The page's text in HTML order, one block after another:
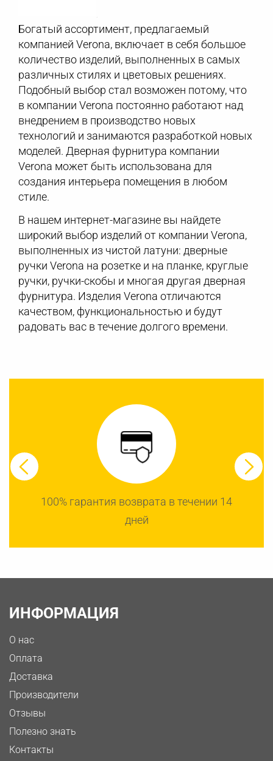
Богатый ассортимент, предлагаемый
компанией Verona, включает в себя большое
количество изделий, выполненных в самых
различных стилях и цветовых решениях.
Подобный выбор стал возможен потому, что
в компании Verona постоянно работают над
внедрением в производство новых
технологий и занимаются разработкой новых
моделей. Дверная фурнитура компании
Verona может быть использована для
создания интерьера помещения в любом
стиле.
В нашем интернет-магазине вы найдете
широкий выбор изделий от компании Verona,
выполненных из чистой латуни: дверные
ручки Verona на розетке и на планке, круглые
ручки, ручки-скобы и многая другая дверная
фурнитура. Изделия Verona отличаются
качеством, функциональностью и будут
радовать вас в течение долгого времени.
100% гарантия возврата в течении 14
дней
ИНФОРМАЦИЯ
О нас
Оплата
Доставка
Производители
Отзывы
Полезно знать
Контакты